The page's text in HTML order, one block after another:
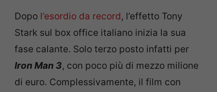
Dopo l’esordio da record, l’effetto Tony
Stark sul box office italiano inizia la sua
fase calante. Solo terzo posto infatti per
Iron Man 3, con poco più di mezzo milione
di euro. Complessivamente, il film con